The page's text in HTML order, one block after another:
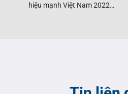
hiệu mạnh Việt Nam 2022…